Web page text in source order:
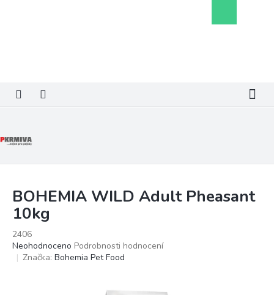
košík
BOHEMIA WILD Adult Pheasant
10kg
2406
Průměrné
hodnocení
Neohodnoceno Podrobnosti hodnocení
Značka: Bohemia Pet Food